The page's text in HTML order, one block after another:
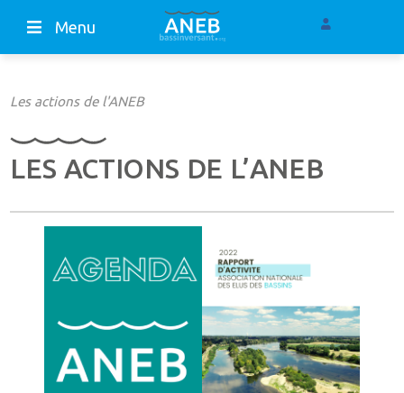
Menu
Les actions de l'ANEB
LES ACTIONS DE L’ANEB